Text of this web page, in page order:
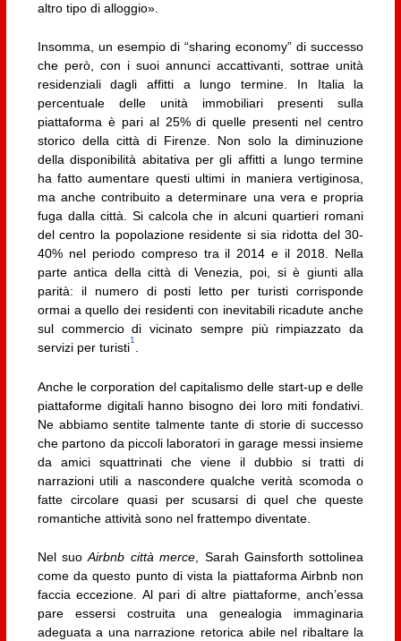
altro tipo di alloggio».
Insomma, un esempio di “sharing economy” di successo
che però, con i suoi annunci accattivanti, sottrae unità
residenziali dagli affitti a lungo termine. In Italia la
percentuale delle unità immobiliari presenti sulla
piattaforma è pari al 25% di quelle presenti nel centro
storico della città di Firenze. Non solo la diminuzione
della disponibilità abitativa per gli affitti a lungo termine
ha fatto aumentare questi ultimi in maniera vertiginosa,
ma anche contribuito a determinare una vera e propria
fuga dalla città. Si calcola che in alcuni quartieri romani
del centro la popolazione residente si sia ridotta del 30-
40% nel periodo compreso tra il 2014 e il 2018. Nella
parte antica della città di Venezia, poi, si è giunti alla
parità: il numero di posti letto per turisti corrisponde
ormai a quello dei residenti con inevitabili ricadute anche
sul commercio di vicinato sempre più rimpiazzato da
servizi per turisti
1
.
Anche le corporation del capitalismo delle start-up e delle
piattaforme digitali hanno bisogno dei loro miti fondativi.
Ne abbiamo sentite talmente tante di storie di successo
che partono da piccoli laboratori in garage messi insieme
da amici squattrinati che viene il dubbio si tratti di
narrazioni utili a nascondere qualche verità scomoda o
fatte circolare quasi per scusarsi di quel che queste
romantiche attività sono nel frattempo diventate.
Nel suoAirbnb città merce, Sarah Gainsforth sottolinea
come da questo punto di vista la piattaforma Airbnb non
faccia eccezione. Al pari di altre piattaforme, anch’essa
pare essersi costruita una genealogia immaginaria
adeguata a una narrazione retorica abile nel ribaltare la